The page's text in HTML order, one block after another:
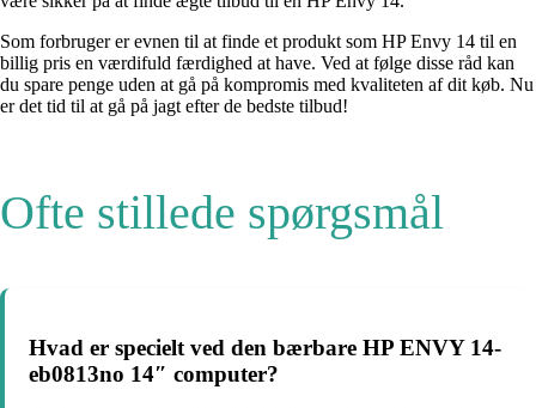
Som forbruger er evnen til at finde et produkt som HP Envy 14 til en
billig pris en værdifuld færdighed at have. Ved at følge disse råd kan
du spare penge uden at gå på kompromis med kvaliteten af dit køb. Nu
er det tid til at gå på jagt efter de bedste tilbud!
Ofte stillede spørgsmål
Hvad er specielt ved den bærbare HP ENVY 14-
eb0813no 14″ computer?